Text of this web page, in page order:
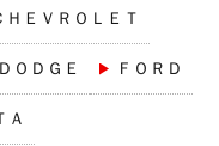
ＨＥＶＲＯＬＥＴ
ＤＯＤＧＥ ＦＯＲＤ
Ａ